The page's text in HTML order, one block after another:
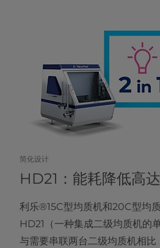
简化设计
HD21：能耗降低高
利乐®15C型均质机和20C型均
HD21（一种集成二级均质机的
与需要串联两台二级均质机相